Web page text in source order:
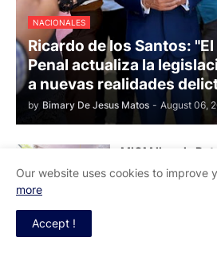
NACIONALES
Ricardo de los Santos:
Penal actualiza la
a nuevas realidades
by Bimary De Jesus Matos - August 06,
MICM lleva la
de Macorís
Our website uses cookies to improve
more
Accept !